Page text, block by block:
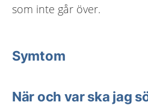
som inte går över.
Symtom
När och var ska jag